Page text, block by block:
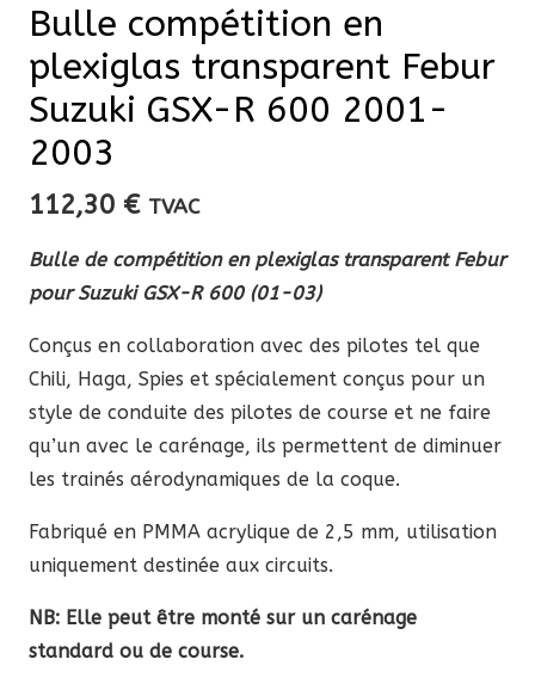
Bulle compétition en
plexiglas transparent Febur
Suzuki GSX-R 600 2001-
2003
112,30 € TVAC
Bulle de compétition en plexiglas transparent Febur
pour Suzuki GSX-R 600 (01-03)
Conçus en collaboration avec des pilotes tel que
Chili, Haga, Spies et spécialement conçus pour un
style de conduite des pilotes de course et ne faire
qu’un avec le carénage, ils permettent de diminuer
les trainés aérodynamiques de la coque.
Fabriqué en PMMA acrylique de 2,5 mm, utilisation
uniquement destinée aux circuits.
NB: Elle peut être monté sur un carénage
standard ou de course.